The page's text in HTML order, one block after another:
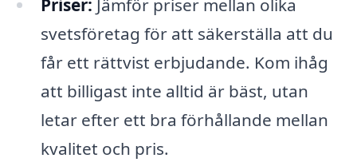
Priser: Jämför priser mellan olika
svetsföretag för att säkerställa att du
får ett rättvist erbjudande. Kom ihåg
att billigast inte alltid är bäst, utan
letar efter ett bra förhållande mellan
kvalitet och pris.